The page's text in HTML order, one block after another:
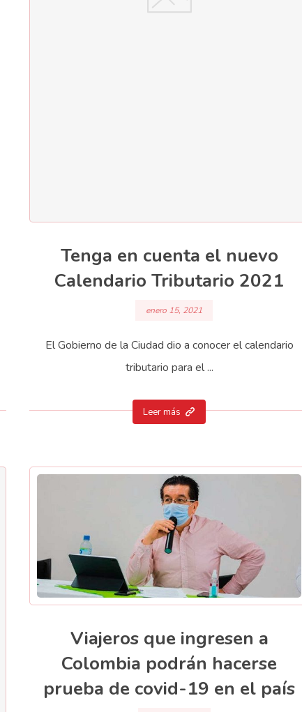
Tenga en cuenta el nuevo
Calendario Tributario 2021
enero 15, 2021
El Gobierno de la Ciudad dio a conocer el calendario
tributario para el ...
Leer más
Viajeros que ingresen a
Colombia podrán hacerse
prueba de covid-19 en el país